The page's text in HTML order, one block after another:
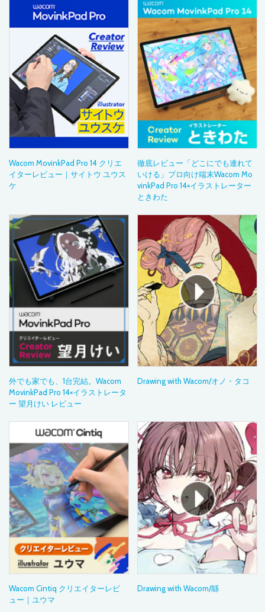
Wacom MovinkPad Pro 14 クリエ
イターレビュー｜サイトウ ユウス
ケ
徹底レビュー「どこにでも連れて
いける」プロ向け端末Wacom Mo
vinkPad Pro 14×イラストレーター
ときわた
外でも家でも、1台完結。Wacom
MovinkPad Pro 14×イラストレータ
ー 望月けい レビュー
Drawing with Wacom/オノ・タコ
Wacom Cintiq クリエイターレビ
ュー｜ユウマ
Drawing with Wacom/緜